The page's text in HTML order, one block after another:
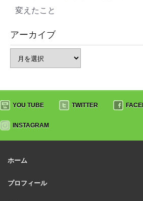
変えたこと
アーカイブ
YOU TUBE TWITTER
INSTAGRAM
ホーム
プロフィール